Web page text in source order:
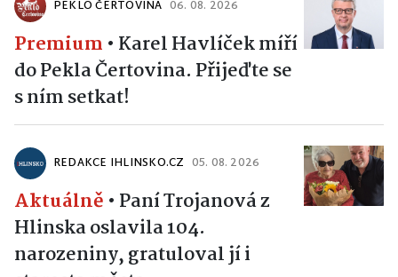
PEKLO ČERTOVINA 06. 08. 2026
Premium • Karel Havlíček míří
do Pekla Čertovina. Přijeďte se
s ním setkat!
REDAKCE IHLINSKO.CZ 05. 08. 2026
Aktuálně • Paní Trojanová z
Hlinska oslavila 104.
narozeniny, gratuloval jí i